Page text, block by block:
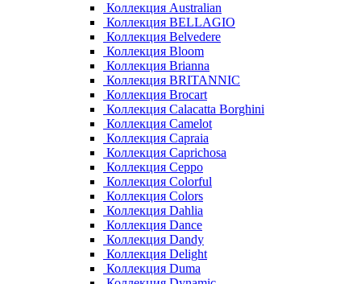
Коллекция Australian
Коллекция BELLAGIO
Коллекция Belvedere
Коллекция Bloom
Коллекция Brianna
Коллекция BRITANNIC
Коллекция Brocart
Коллекция Calacatta Borghini
Коллекция Camelot
Коллекция Capraia
Коллекция Caprichosa
Коллекция Ceppo
Коллекция Colorful
Коллекция Colors
Коллекция Dahlia
Коллекция Dance
Коллекция Dandy
Коллекция Delight
Коллекция Duma